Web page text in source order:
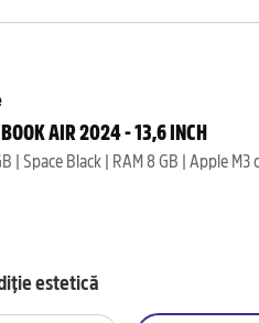
AIR 2024 - 13,6 INCH
estetică